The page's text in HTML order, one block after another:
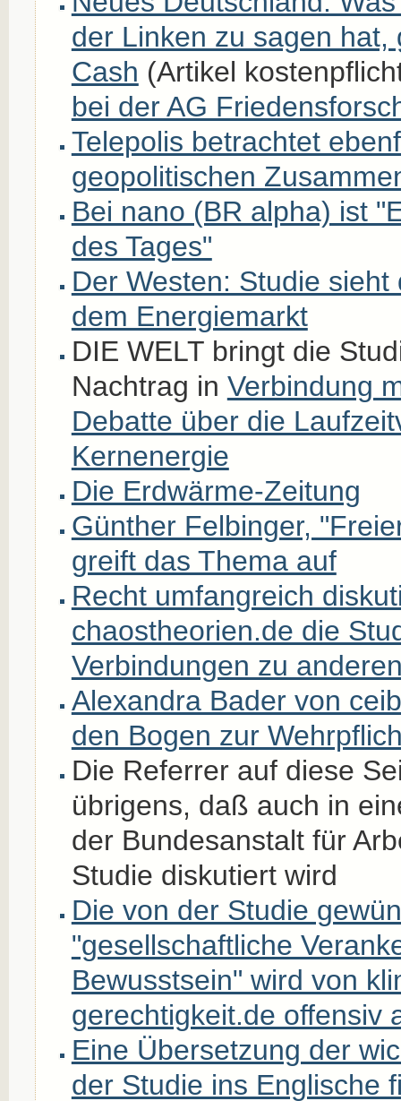
der Linken zu sagen hat,
Cash (Artikel
bei der AG
Telepolis betrachtet
geopolitischen
Bei nano (BR alpha) ist
des Tages"
Der Westen: Studie
dem Energiemarkt
DIE WELT bringt die
Nachtrag in Verbindung
Debatte über die
Kernenergie
Die Erdwärme-Zeitung
Günther Felbinger,
greift das Thema auf
Recht umfangreich
chaostheorien.de die
Verbindungen zu
Alexandra Bader von
den Bogen zur
Die Referrer auf diese
übrigens, daß auch in
der Bundesanstalt für
Studie diskutiert wird
Die von der Studie
"gesellschaftliche
Bewusstsein" wird von
gerechtigkeit.de offensiv
Eine Übersetzung der
der Studie ins Englische